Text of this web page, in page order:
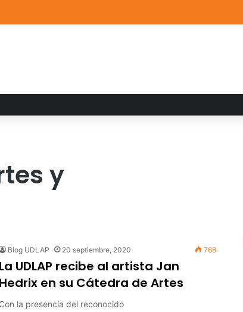
UDLAP destacan en el MUTVI 2026
y
Blog UDLAP 20 septiembre, 2020 768
La UDLAP recibe al artista Jan
Hedrix en su Cátedra de Artes
Con la presencia del reconocido